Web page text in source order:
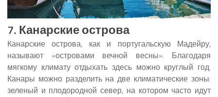
7. Канарские острова
Канарские острова, как и португальскую Мадейру,
называют «островами вечной весны». Благодаря
мягкому климату отдыхать здесь можно круглый год.
Канары можно разделить на две климатические зоны:
зеленый и плодородной север, на котором часто идут